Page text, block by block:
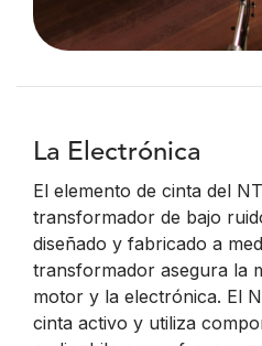
La Electrónica
El elemento de cinta del
transformador de bajo
diseñado y fabricado a
transformador asegura la
motor y la electrónica. El
cinta activo y utiliza